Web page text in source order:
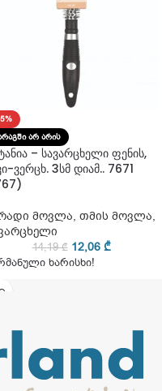
ᲐᲠ ᲐᲠᲘᲡ
– სავარცხელი ფენის,
ვერცხ. 3სმ დიამ.. 7671
მოვლა, თმის მოვლა,
14,19₾ 12,06 ₾
ხარისხი!